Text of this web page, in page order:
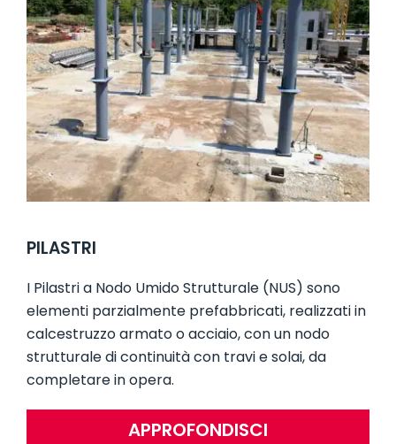
PILASTRI
I Pilastri a Nodo Umido Strutturale (NUS) sono
elementi parzialmente prefabbricati, realizzati in
calcestruzzo armato o acciaio, con un nodo
strutturale di continuità con travi e solai, da
completare in opera.
APPROFONDISCI